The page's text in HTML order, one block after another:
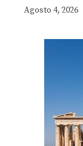
Agosto 4, 2026